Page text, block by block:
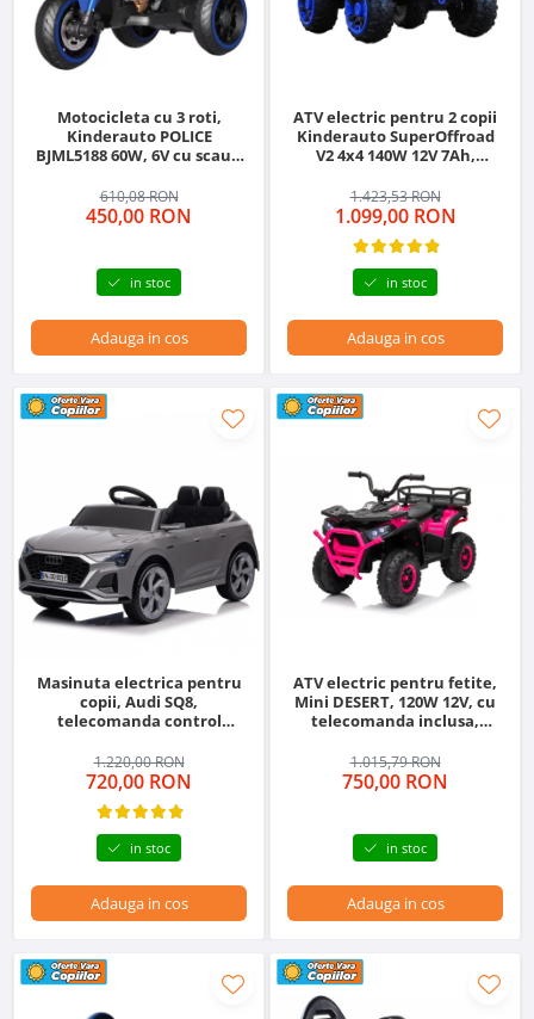
Motocicleta cu 3 roti,
Kinderauto POLICE
BJML5188 60W, 6V cu scaun
610,08 RON
450,00 RON
in stoc
Adauga in cos
ATV electric pentru 2 copii
Kinderauto SuperOffroad
V2 4x4 140W 12V 7Ah,
1.423,53 RON
1.099,00 RON
in stoc
Adauga in cos
Masinuta electrica pentru
copii, Audi SQ8,
telecomanda control
echipare standard, gri
1.220,00 RON
720,00 RON
in stoc
Adauga in cos
ATV electric pentru fetite,
Mini DESERT, 120W 12V, cu
telecomanda inclusa,
roz
1.015,79 RON
750,00 RON
in stoc
Adauga in cos